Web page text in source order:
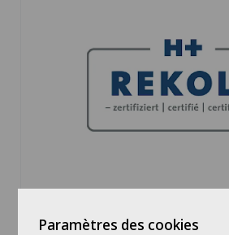
Les physiothérapeutes,
meilleures écoles de
bénéfice des formations
pointues, proposent les soins
Physio après accident
Physio neurologique
Paramètres des cookies